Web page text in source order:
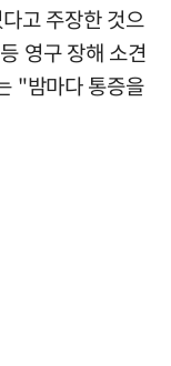
고 주장한 것으
영구 장해 소견
"밤마다 통증을